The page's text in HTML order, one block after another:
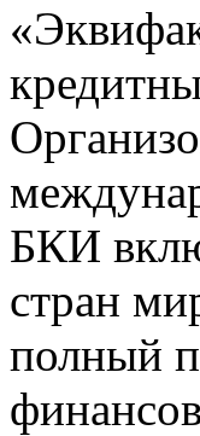
БКИ
стран
полный